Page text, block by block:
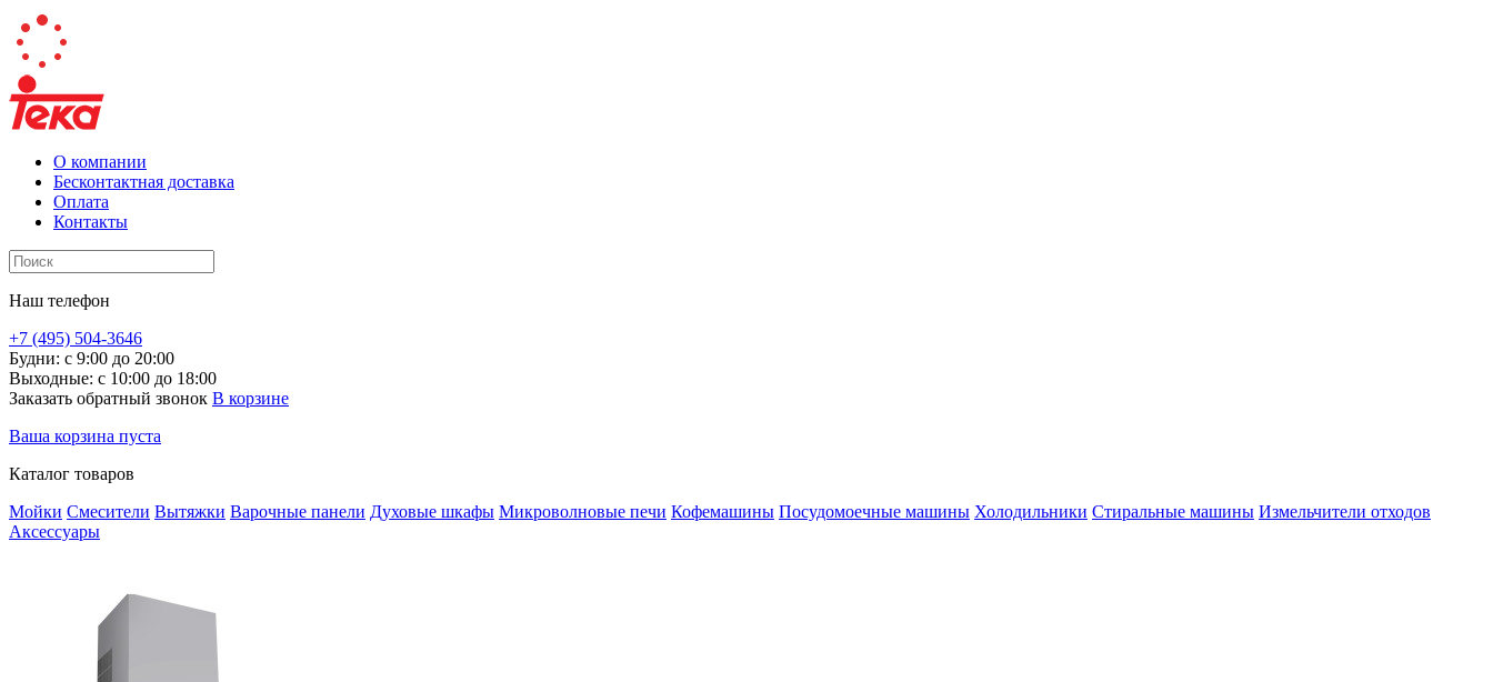
О компании
Бесконтактная доставка
Оплата
Контакты
Наш телефон
+7 (495) 504-3646
Будни: с 9:00 до 20:00
Выходные: с 10:00 до 18:00
Заказать обратный звонок В корзине
Ваша корзина пуста
Каталог товаров
Мойки Смесители Вытяжки Варочные панели Духовые шкафы Микроволновые печи Кофемашины Посудомоечные машины Холодильники Стиральные машины Измельчители отходов
Аксессуары